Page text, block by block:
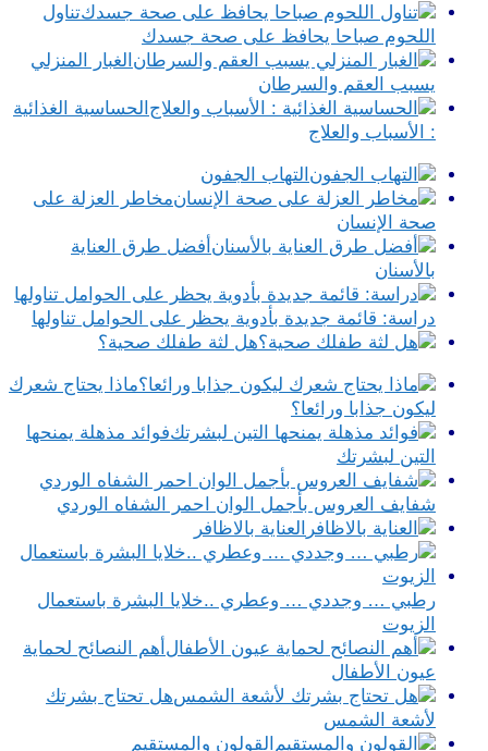
تناول
اللحوم صباحا يحافظ على صحة جسدك
الغبار المنزلي
يسبب العقم والسرطان
الحساسية الغذائية
: الأسباب والعلاج
التهاب الجفون
مخاطر العزلة على
صحة الإنسان
أفضل طرق العناية
بالأسنان
دراسة: قائمة جديدة بأدوية يحظر على الحوامل تناولها
هل لثة طفلك صحية؟
ماذا يحتاج شعرك
ليكون جذابا ورائعا؟
فوائد مذهلة يمنحها
التين لبشرتك
شفايف العروس بأجمل الوان احمر الشفاه الوردي
العناية بالاظافر
رطبي … وجددي … وعطري ..خلايا البشرة باستعمال
الزيوت
أهم النصائح لحماية
عيون الأطفال
هل تحتاج بشرتك
لأشعة الشمس
القولون والمستقيم